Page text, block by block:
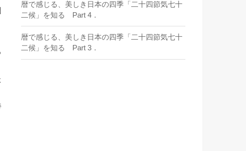
暦で感じる、美しき日本の四季「二十四節気七十
二候」を知る Part 4．
暦で感じる、美しき日本の四季「二十四節気七十
二候」を知る Part 3．